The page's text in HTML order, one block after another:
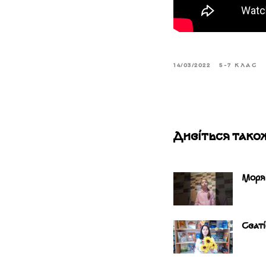
14/03/2022 5-7 КЛАС
Дивіться